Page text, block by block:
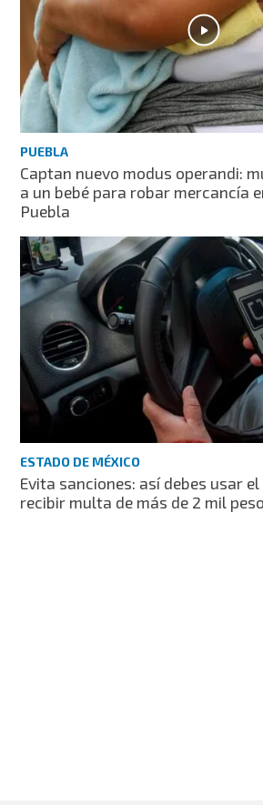
PUEBLA
Captan nuevo modus operandi:
a un bebé para robar mercancía
Puebla
ESTADO DE MÉXICO
Evita sanciones: así debes usar el
recibir multa de más de 2 mil